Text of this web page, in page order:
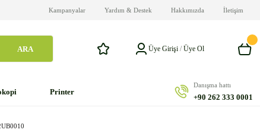
Kampanyalar Yardım & Destek Hakkımızda İletişim
ARA Üye Girişi /Üye Ol
Printer
Danışma hattı
+90 262 333 0001